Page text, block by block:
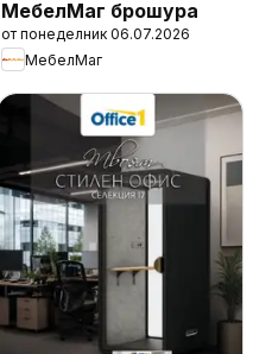
МебелМаг брошура
от понеделник 06.07.2026
МебелМаг